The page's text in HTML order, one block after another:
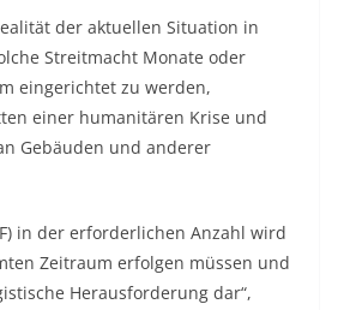
der aktuellen Situation in
Streitmacht Monate oder
eingerichtet zu werden,
einer humanitären Krise und
Gebäuden und anderer
in der erforderlichen Anzahl wird
Zeitraum erfolgen müssen und
Herausforderung dar“,